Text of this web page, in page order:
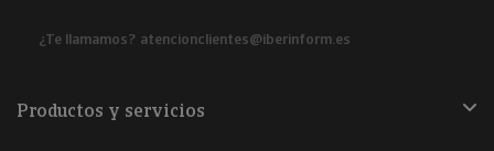
¿Te llamamos? atencionclientes@iberinform.es
Productos y servicios